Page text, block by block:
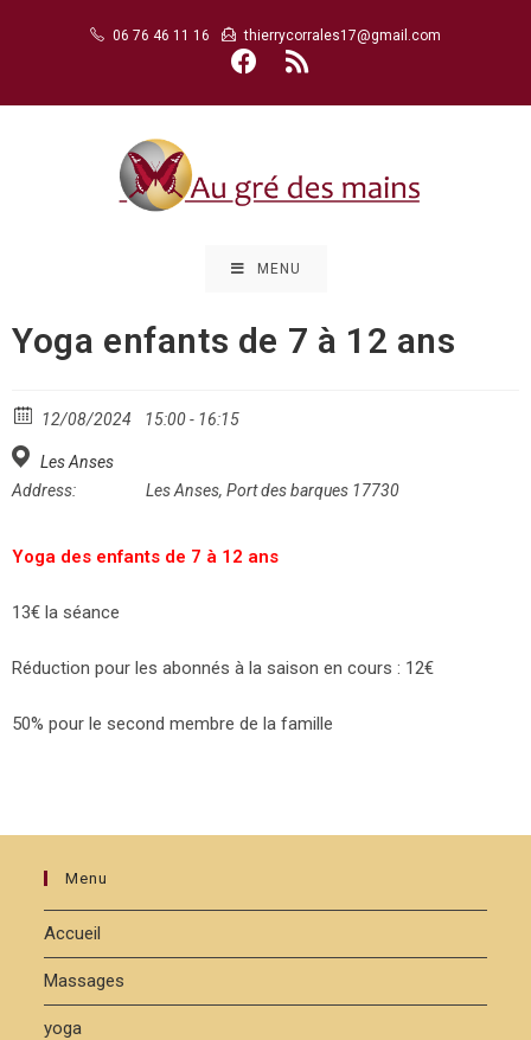
06 76 46 11 16 thierrycorrales17@gmail.com
MENU
Yoga enfants de 7 à 12 ans
12/08/2024 15:00 - 16:15
Les Anses
Address:
Les Anses, Port des barques 17730
Yoga des enfants de 7 à 12 ans
13€ la séance
Réduction pour les abonnés à la saison en cours : 12€
50% pour le second membre de la famille
Menu
Accueil
Massages
yoga